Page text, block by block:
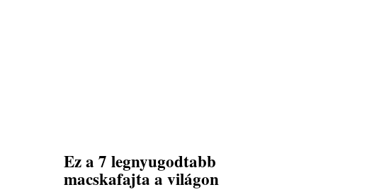
Ez a 7 legnyugodtabb
macskafajta a világon